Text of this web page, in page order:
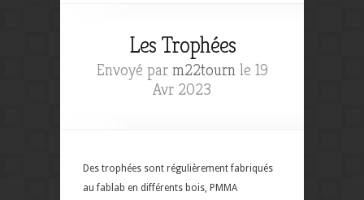
Les Trophées
Envoyé par m22tournle 19
Avr 2023
Des trophées sont régulièrement fabriqués
au fablab en différents bois, PMMA